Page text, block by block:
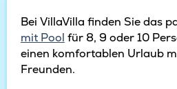
Bei VillaVilla finden Sie das
mit Pool für 8, 9 oder 10
einen komfortablen Urlaub
Freunden.